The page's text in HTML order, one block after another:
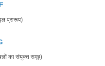
प्रारूप)
का संयुक्त समूह)